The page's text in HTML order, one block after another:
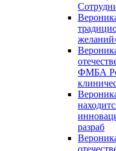
ФМБА
разраб